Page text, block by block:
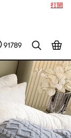
打開
91789